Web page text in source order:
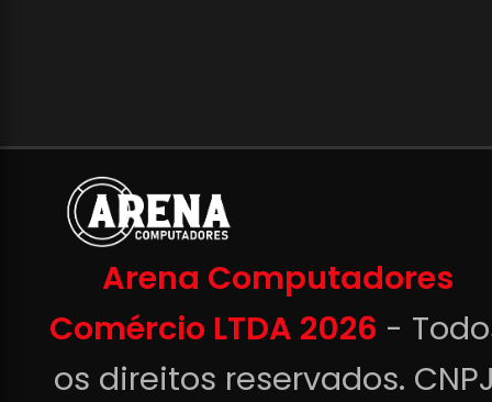
Arena Computadores
Comércio LTDA 2026 -
os direitos reservados.